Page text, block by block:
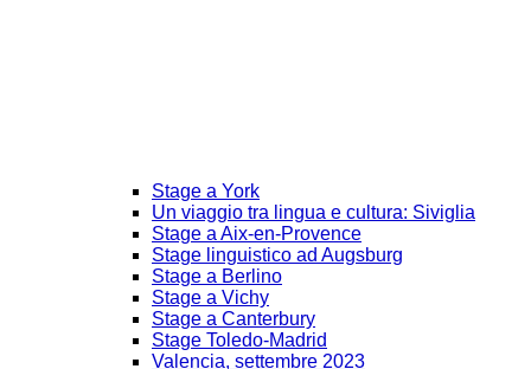
Stage a York
Un viaggio tra lingua e cultura: Siviglia
Stage a Aix-en-Provence
Stage linguistico ad Augsburg
Stage a Berlino
Stage a Vichy
Stage a Canterbury
Stage Toledo-Madrid
Valencia, settembre 2023